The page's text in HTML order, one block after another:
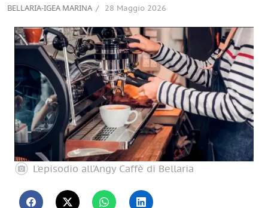
BELLARIA-IGEA MARINA 28 Maggio 2026
L’episodio all’Angy Caffè di Bellaria